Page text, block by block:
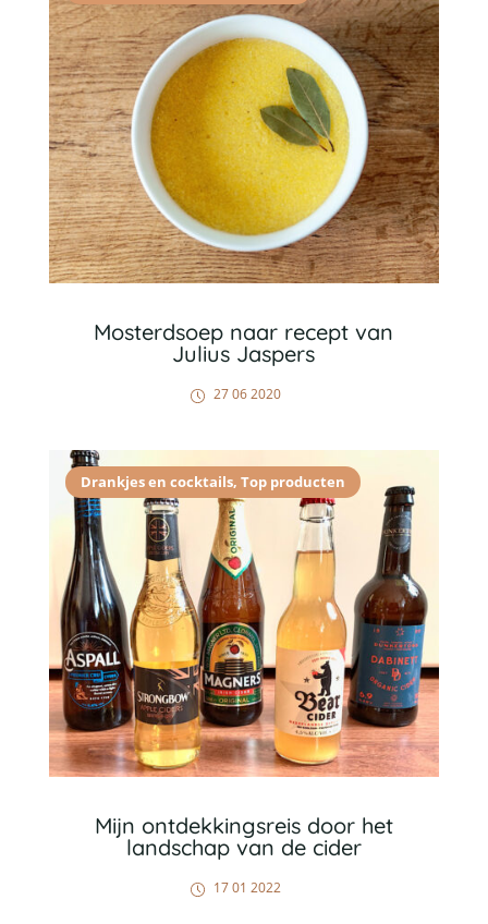
Mosterdsoep naar recept van
Julius Jaspers
27 06 2020
Drankjes en cocktails, Top producten
Mijn ontdekkingsreis door het
landschap van de cider
17 01 2022